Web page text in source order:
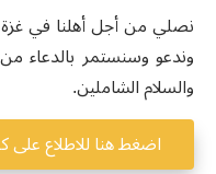
نصلي من أجل أهلنا في
وندعو وسنستمر بالدعاء
والسلام الشاملين.
اضغط هنا للاطلاع على